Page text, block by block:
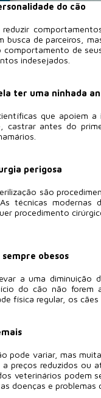
do cão
de parceiros,
de
indesejados.
ter uma ninhada
que apoiem
castrar antes do
perigosa
são
técnicas
procedimento
obesos
a uma diminuição
do cão não forem
física regular, os
pode variar, mas
preços reduzidos ou
veterinários podem
doenças e problemas